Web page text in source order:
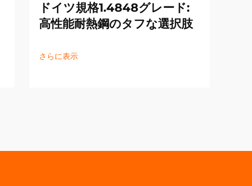
ドイツ規格1.4848グレード:
高性能耐熱鋼のタフな選択肢
さらに表示